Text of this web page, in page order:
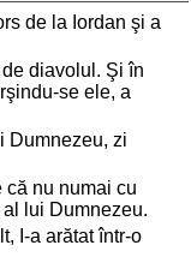
de la Iordan şi a
diavolul. Şi în
se ele, a
Dumnezeu, zi
că nu numai cu
lui Dumnezeu.
I-a arătat într-o